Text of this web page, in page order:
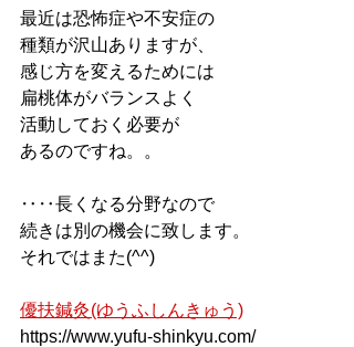
最近は恐怖症や不安症の
種類が沢山ありますが、
感じ方を変えるためには
扁桃体がバランスよく
活動しておく必要が
あるのですね。。
‥‥長くなる分野なので
続きは別の機会に致します。
それではまた(^^)
優扶鍼灸(ゆうふしんきゅう)
https://www.yufu-shinkyu.com/